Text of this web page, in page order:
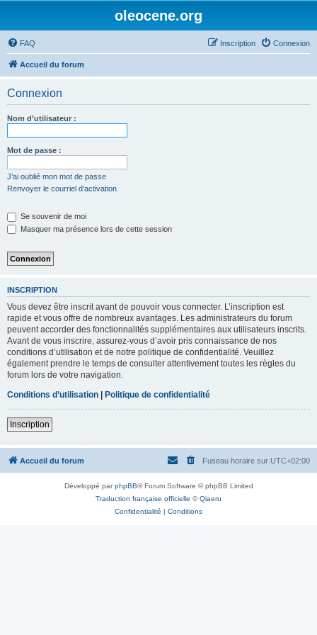
oleocene.org
FAQ Connexion
Inscription
Accueil du forum
Connexion
Nom d’utilisateur :
Mot de passe :
J’ai oublié mon mot de passe
Renvoyer le courriel d’activation
Se souvenir de moi
Masquer ma présence lors de cette session
INSCRIPTION
Vous devez être inscrit avant de pouvoir vous connecter. L’inscription est
rapide et vous offre de nombreux avantages. Les administrateurs du forum
peuvent accorder des fonctionnalités supplémentaires aux utilisateurs inscrits.
Avant de vous inscrire, assurez-vous d’avoir pris connaissance de nos
conditions d’utilisation et de notre politique de confidentialité. Veuillez
également prendre le temps de consulter attentivement toutes les règles du
forum lors de votre navigation.
Conditions d’utilisation | Politique de confidentialité
Inscription
Accueil du forum Fuseau horaire sur UTC+02:00
Développé parphpBB® Forum Software © phpBB Limited
Traduction française officielle ©Qiaeru
Confidentialité | Conditions